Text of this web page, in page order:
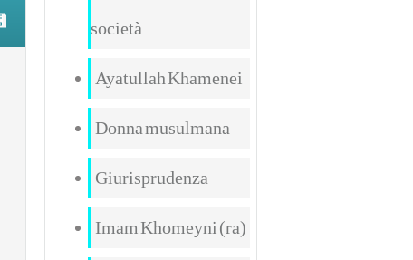
società
Ayatullah Khamenei
Donna musulmana
Giurisprudenza
Imam Khomeyni (ra)